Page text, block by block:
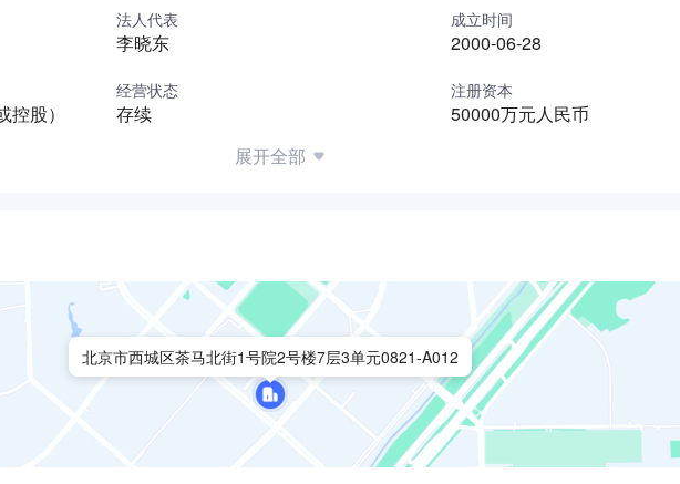
法人代表
李晓东
成立时间
2000-06-28
股）
经营状态
存续
注册资本
50000万元人民币
展开全部
北京市西城区茶马北街1号院2号楼7层3单元0821-A012